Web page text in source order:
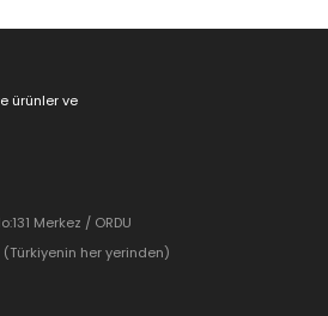
daha pahalı.
ürünler ve
Merkez / ORDU
her yerinden)